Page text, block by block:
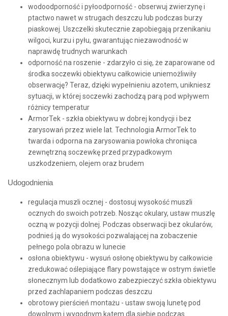
wodoodporność i pyłoodporność - obserwuj zwierzynę i
ptactwo nawet w strugach deszczu lub podczas burzy
piaskowej. Uszczelki skutecznie zapobiegają przenikaniu
wilgoci, kurzu i pyłu, gwarantując niezawodność w
naprawdę trudnych warunkach
odporność na roszenie - zdarzyło ci się, że zaparowane od
środka soczewki obiektywu całkowicie uniemożliwiły
obserwację? Teraz, dzięki wypełnieniu azotem, unikniesz
sytuacji, w której soczewki zachodzą parą pod wpływem
różnicy temperatur
ArmorTek - szkła obiektywu w dobrej kondycji i bez
zarysowań przez wiele lat. Technologia ArmorTek to
twarda i odporna na zarysowania powłoka chroniąca
zewnętrzną soczewkę przed przypadkowym
uszkodzeniem, olejem oraz brudem
Udogodnienia
regulacja muszli ocznej - dostosuj wysokość muszli
ocznych do swoich potrzeb. Nosząc okulary, ustaw muszlę
oczną w pozycji dolnej. Podczas obserwacji bez okularów,
podnieś ją do wysokości pozwalającej na zobaczenie
pełnego pola obrazu w lunecie
osłona obiektywu - wysuń osłonę obiektywu by całkowicie
zredukować oślepiające flary powstające w ostrym świetle
słonecznym lub dodatkowo zabezpieczyć szkła obiektywu
przed zachlapaniem podczas deszczu
obrotowy pierścień montażu - ustaw swoją lunetę pod
dowolnym i wygodnym kątem dla siebie podczas